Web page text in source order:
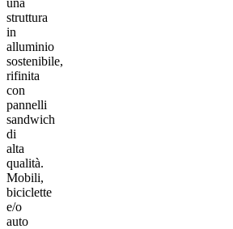
struttura
in
alluminio
sostenibile,
rifinita
con
pannelli
sandwich
di
alta
qualità.
Mobili,
biciclette
e/o
auto